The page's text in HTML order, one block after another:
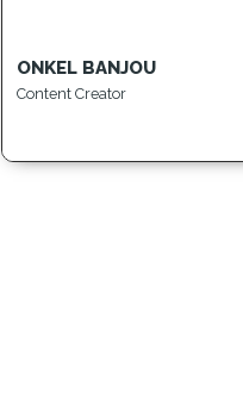
ONKEL BANJOU
Content Creator